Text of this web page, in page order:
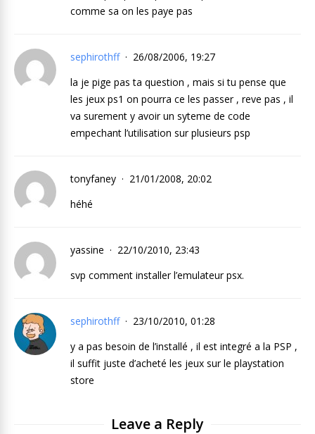
comme sa on les paye pas
sephirothff
26/08/2006, 19:27
la je pige pas ta question , mais si tu pense que
les jeux ps1 on pourra ce les passer , reve pas , il
va surement y avoir un syteme de code
empechant l’utilisation sur plusieurs psp
tonyfaney
21/01/2008, 20:02
héhé
yassine
22/10/2010, 23:43
svp comment installer l’emulateur psx.
sephirothff
23/10/2010, 01:28
y a pas besoin de l’installé , il est integré a la PSP ,
il suffit juste d’acheté les jeux sur le playstation
store
Leave a Reply